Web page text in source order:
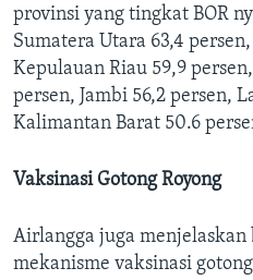
provinsi yang tingkat BOR
Sumatera Utara 63,4
Kepulauan Riau 59,9
persen, Jambi 56,2 persen,
Kalimantan Barat 50.6
Vaksinasi Gotong Royong
Airlangga juga
mekanisme vaksinasi